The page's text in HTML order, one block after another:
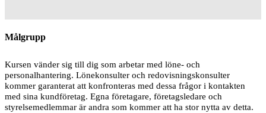
Målgrupp
Kursen vänder sig till dig som arbetar med löne- och
personalhantering. Lönekonsulter och redovisningskonsulter
kommer garanterat att konfronteras med dessa frågor i kontakten
med sina kundföretag. Egna företagare, företagsledare och
styrelsemedlemmar är andra som kommer att ha stor nytta av detta.